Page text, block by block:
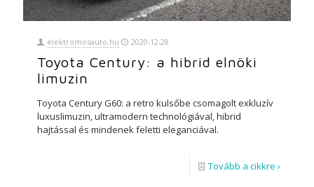
elektromosauto.hu 2020-12-28
Toyota Century: a hibrid elnöki
limuzin
Toyota Century G60: a retro kulsőbe csomagolt exkluzív
luxuslimuzin, ultramodern technológiával, hibrid
hajtással és mindenek feletti eleganciával.
Tovább a cikkre ›